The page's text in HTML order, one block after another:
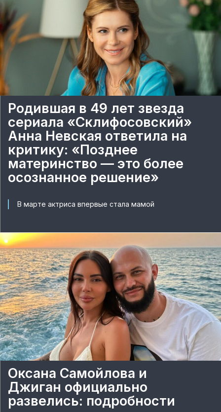
Родившая в 49 лет звезда
сериала «Склифосовский»
Анна Невская ответила на
критику: «Позднее
материнство — это более
осознанное решение»
В марте актриса впервые стала мамой
Оксана Самойлова и
Джиган официально
развелись: подробности